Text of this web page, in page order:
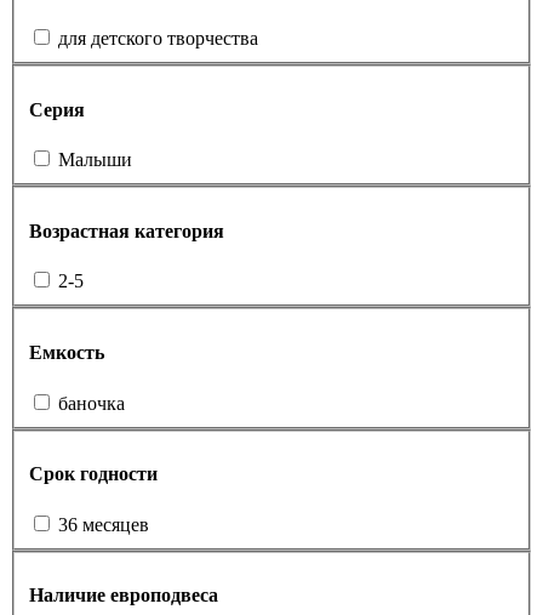
для детского творчества
Серия
Малыши
Возрастная категория
2-5
Емкость
баночка
Срок годности
36 месяцев
Наличие европодвеса